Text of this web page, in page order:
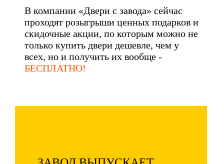
В компании «Двери с завода» сейчас
проходят розыгрыши ценных подарков и
скидочные акции, по которым можно не
только купить двери дешевле, чем у
всех, но и получить их вообще -
БЕСПЛАТНО!